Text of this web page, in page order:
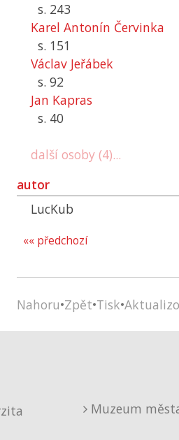
s. 243
Karel Antonín Červinka
s. 151
Václav Jeřábek
s. 92
Jan Kapras
s. 40
další osoby (4)...
autor
LucKub
«« předchozí
Nahoru•Zpět•Tisk•
Muzeum